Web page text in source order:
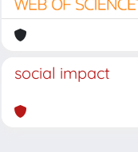
social impact